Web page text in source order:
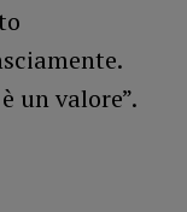
un valore”.